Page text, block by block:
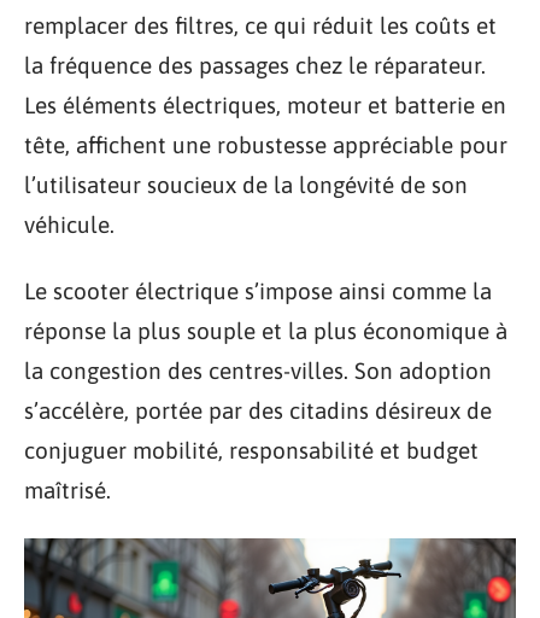
remplacer des filtres, ce qui réduit les coûts et
la fréquence des passages chez le réparateur.
Les éléments électriques, moteur et batterie en
tête, affichent une robustesse appréciable pour
l’utilisateur soucieux de la longévité de son
véhicule.
Le scooter électrique s’impose ainsi comme la
réponse la plus souple et la plus économique à
la congestion des centres-villes. Son adoption
s’accélère, portée par des citadins désireux de
conjuguer mobilité, responsabilité et budget
maîtrisé.